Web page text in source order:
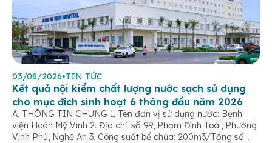
03/08/2026•TIN TỨC
Kết quả nội kiểm chất lượng nước sạch sử dụng
cho mục đích sinh hoạt 6 tháng đầu năm 2026
A. THÔNG TIN CHUNG 1. Tên đơn vị sử dụng nước: Bệnh
viện Hoàn Mỹ Vinh 2. Địa chỉ: số 99, Phạm Đình Toái, Phường
Vinh Phú, Nghệ An 3. Công suất bể chứa: 200m3/Tổng số